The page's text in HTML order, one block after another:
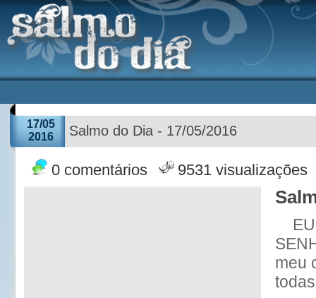
17/05
2016
Salmo do Dia - 17/05/2016
0 comentários 9531 visualizações
meu